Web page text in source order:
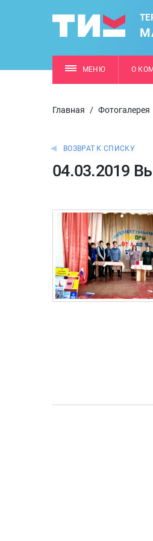
МЕНЮ О
Главная / Фотогалерея
ВОЗВРАТ К СПИСКУ
04.03.2019